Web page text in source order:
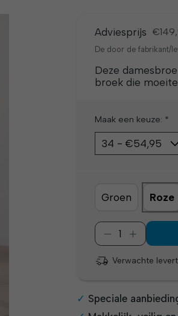
Adviesprijs
De door de fabrikant/
Deze
broek die
Maak een keuze: *
Groen Roze
Verwachte
Speciale